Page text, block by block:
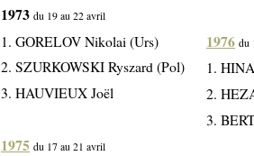
1973 du 19 au 22 avril
1. GORELOV Nikolai (Urs)
2. SZURKOWSKI Ryszard (Pol)
3. HAUVIEUX Joël
1975 du 17 au 21 avril
1976 du
1.
2.
3.